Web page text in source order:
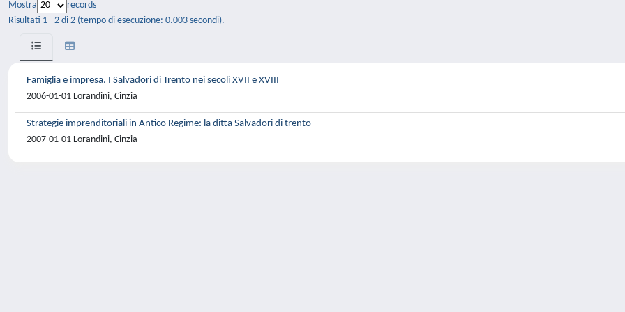
Mostra
records
Risultati 1 - 2 di 2 (tempo di esecuzione: 0.003 secondi).
Famiglia e impresa. I Salvadori di Trento nei secoli XVII e XVIII
2006-01-01 Lorandini, Cinzia
Strategie imprenditoriali in Antico Regime: la ditta Salvadori di trento
2007-01-01 Lorandini, Cinzia